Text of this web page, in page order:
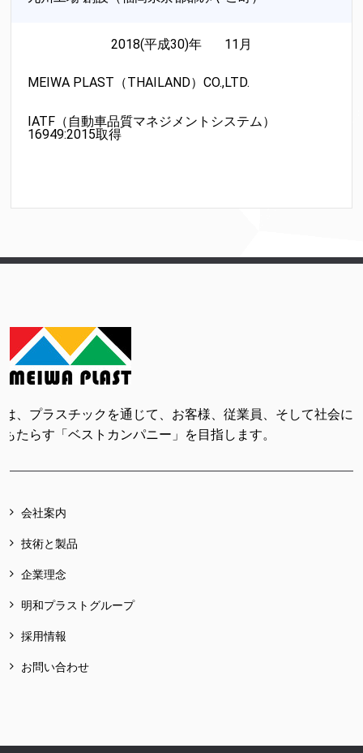
2018(平成30)年 11月
MEIWA PLAST（THAILAND）CO.,LTD.
IATF（自動車品質マネジメントシステム）
16949:2015取得
は、プラスチックを通じて、お客様、従業員、そして社会に
たらす「ベストカンパニー」を目指します。
会社案内
技術と製品
企業理念
明和プラストグループ
採用情報
お問い合わせ